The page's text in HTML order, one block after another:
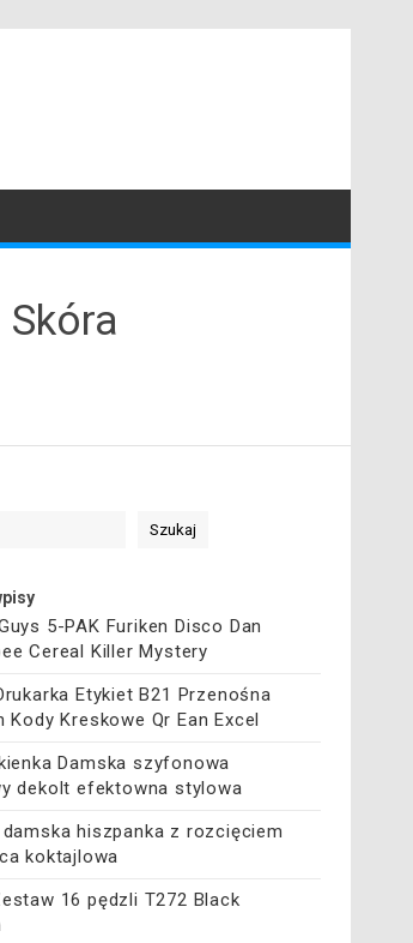
Szukaj
5-PAK Furiken Disco Dan
Cereal Killer Mystery
Etykiet B21 Przenośna
Kody Kreskowe Qr Ean Excel
Damska szyfonowa
dekolt efektowna stylowa
damska hiszpanka z rozcięciem
koktajlowa
16 pędzli T272 Black